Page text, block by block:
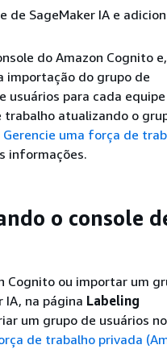
de SageMaker IA e
do Amazon Cognito
importação do grupo de
usuários para cada
trabalho atualizando o
Gerencie uma força de
informações.
o console
Cognito ou importar um
IA, na página Labeling
um grupo de usuários no
de trabalho privada